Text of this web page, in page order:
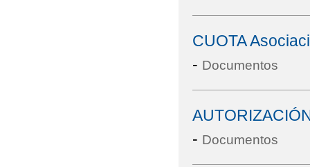
CUOTA
- Documentos
- Documentos